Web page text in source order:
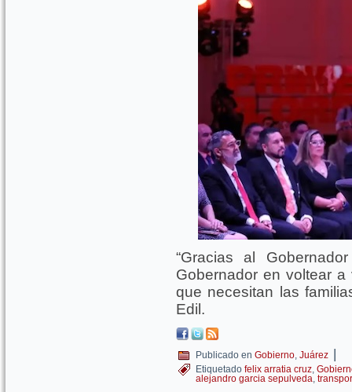
“Gracias al
Gobernador en voltear
que necesitan las
Edil.
Publicado en Gobierno, Juárez |
Etiquetado felix arratia cruz,
alejandro garcia sepulveda,